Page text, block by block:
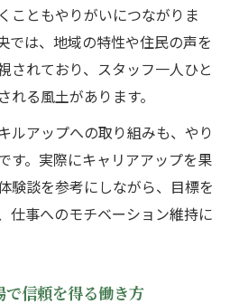
こともやりがいにつながりま
では、地域の特性や住民の声を
されており、スタッフ一人ひと
れる風土があります。
ルアップへの取り組みも、やり
す。実際にキャリアアップを果
験談を参考にしながら、目標を
仕事へのモチベーション維持に
信頼を得る働き方